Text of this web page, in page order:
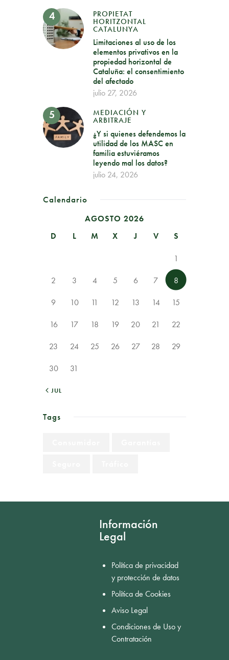
PROPIETAT
HORITZONTAL
CATALUNYA
Limitaciones al uso de los
elementos privativos en la
propiedad horizontal de
Cataluña: el consentimiento
del afectado
julio 27, 2026
MEDIACIÓN Y
ARBITRAJE
¿Y si quienes defendemos la
utilidad de los MASC en
familia estuviéramos
leyendo mal los datos?
julio 24, 2026
Calendario
AGOSTO 2026
D
L M X J V S
1
2 3 4 5 6 7 8
9 10 11 12 13 14 15
16 17 18 19 20 21 22
23 24 25 26 27 28 29
30 31
« JUL
Tags
Información
Legal
Política de privacidad
y protección de datos
Política de Cookies
Aviso Legal
Condiciones de Uso y
Contratación